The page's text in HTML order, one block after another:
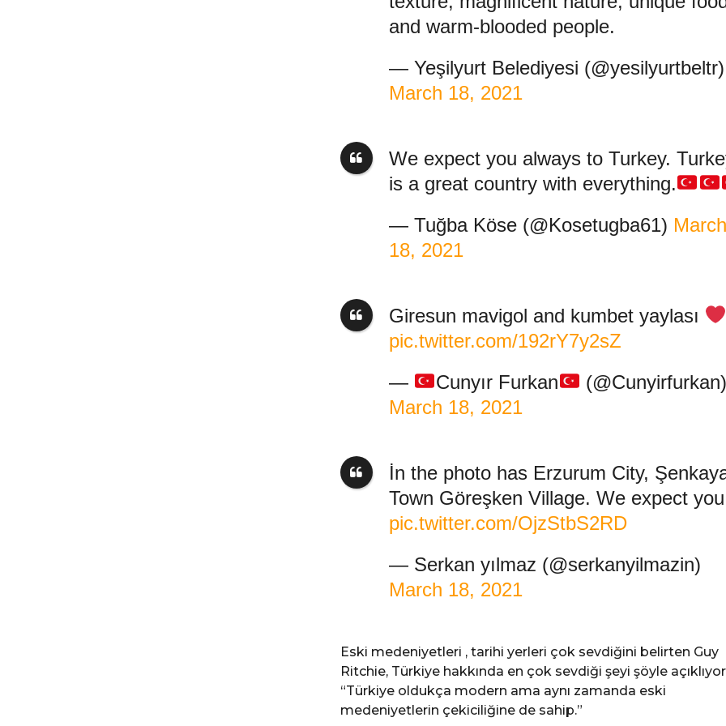
and warm-blooded people.
— Yeşilyurt Belediyesi (@yesilyurtbeltr)
March 18, 2021
We expect you always to Turkey.
is a great country with everything.
— Tuğba Köse (@Kosetugba61) March
18, 2021
Giresun mavigol and kumbet yaylası
pic.twitter.com/192rY7y2sZ
—
Cunyır Furkan
(@Cunyirfurkan)
March 18, 2021
İn the photo has Erzurum City,
Town Göreşken Village. We expect
pic.twitter.com/OjzStbS2RD
— Serkan yılmaz (@serkanyilmazin)
March 18, 2021
Eski medeniyetleri , tarihi yerleri çok sevdiğini belirten Guy
Ritchie, Türkiye hakkında en çok sevdiği şeyi şöyle
“Türkiye oldukça modern ama aynı zamanda eski
medeniyetlerin çekiciliğine de sahip.”